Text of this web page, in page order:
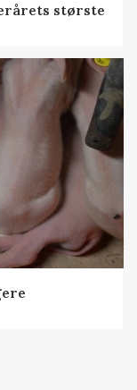
største